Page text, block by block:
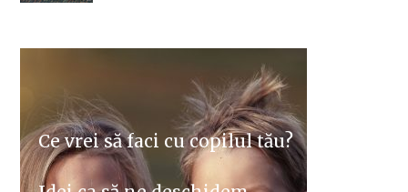
Ce vrei să faci cu copilul tău?